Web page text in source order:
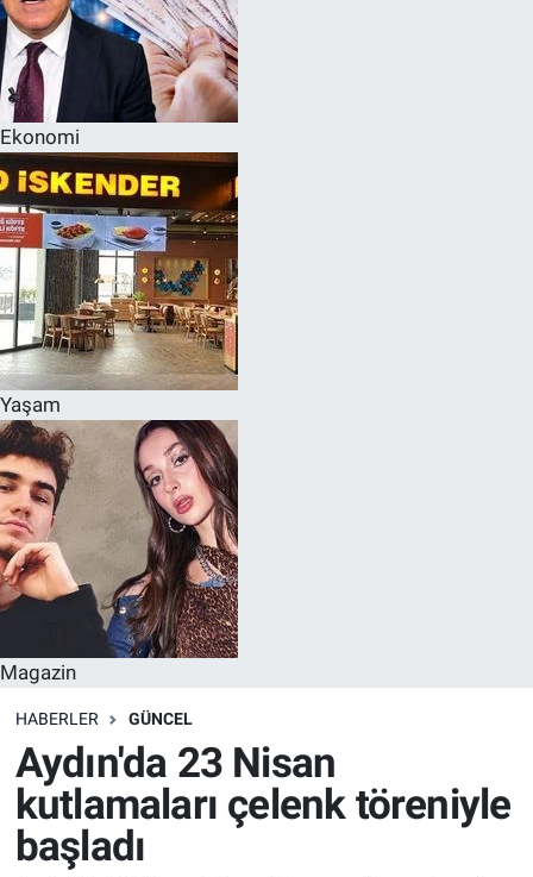
Ekonomi
Yaşam
Magazin
HABERLER GÜNCEL
Aydın'da 23 Nisan
kutlamaları çelenk töreniyle
başladı